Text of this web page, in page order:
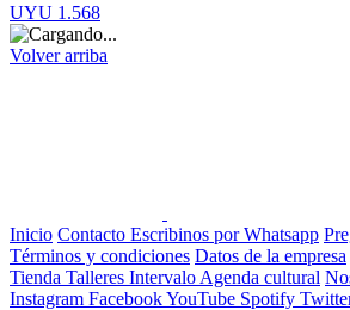
UYU 1.568
Volver arriba
Inicio Contacto Escribinos por Whatsapp
Términos y condiciones Datos de la empresa
Tienda Talleres Intervalo Agenda cultural
Instagram FacebookYouTube Spotify